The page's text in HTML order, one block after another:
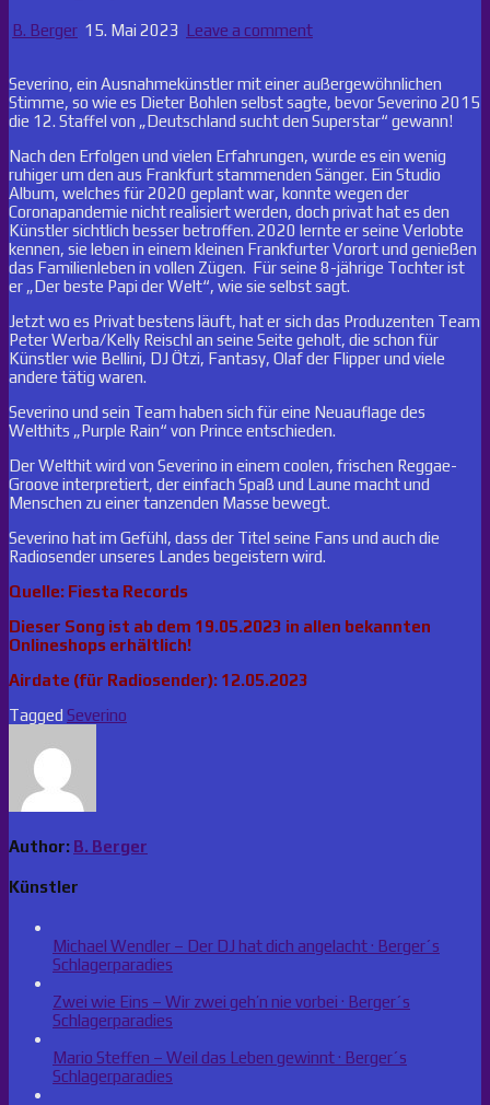
B. Berger 15. Mai 2023 Leave a comment
Severino, ein Ausnahmekünstler mit einer außergewöhnlichen
Stimme, so wie es Dieter Bohlen selbst sagte, bevor Severino 2015
die 12. Staffel von „Deutschland sucht den Superstar“ gewann!
Nach den Erfolgen und vielen Erfahrungen, wurde es ein wenig
ruhiger um den aus Frankfurt stammenden Sänger. Ein Studio
Album, welches für 2020 geplant war, konnte wegen der
Coronapandemie nicht realisiert werden, doch privat hat es den
Künstler sichtlich besser betroffen. 2020 lernte er seine Verlobte
kennen, sie leben in einem kleinen Frankfurter Vorort und genießen
das Familienleben in vollen Zügen. Für seine 8-jährige Tochter ist
er „Der beste Papi der Welt“, wie sie selbst sagt.
Jetzt wo es Privat bestens läuft, hat er sich das Produzenten Team
Peter Werba/Kelly Reischl an seine Seite geholt, die schon für
Künstler wie Bellini, DJ Ötzi, Fantasy, Olaf der Flipper und viele
andere tätig waren.
Severino und sein Team haben sich für eine Neuauflage des
Welthits „Purple Rain“ von Prince entschieden.
Der Welthit wird von Severino in einem coolen, frischen Reggae-
Groove interpretiert, der einfach Spaß und Laune macht und
Menschen zu einer tanzenden Masse bewegt.
Severino hat im Gefühl, dass der Titel seine Fans und auch die
Radiosender unseres Landes begeistern wird.
Quelle: Fiesta Records
Dieser Song ist ab dem 19.05.2023 in allen bekannten
Onlineshops erhältlich!
Airdate (für Radiosender): 12.05.2023
Tagged Severino
Author: B. Berger
Künstler
Michael Wendler – Der DJ hat dich angelacht · Berger´s
Schlagerparadies
Zwei wie Eins – Wir zwei geh’n nie vorbei · Berger´s
Schlagerparadies
Mario Steffen – Weil das Leben gewinnt · Berger´s
Schlagerparadies